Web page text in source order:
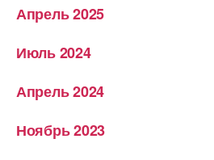
Апрель 2025
Июль 2024
Апрель 2024
Ноябрь 2023